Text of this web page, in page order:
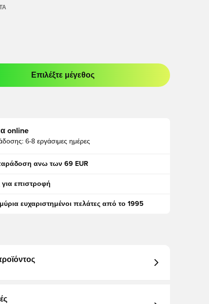
για να συνδεθείτε ή να εγγραφείτε ως μέλος
Επιλέξτε μέγεθος
online
6-8 εργάσιμες ημέρες
ανω των 69 EUR
επιστροφή
ευχαριστημένοι πελάτες από το 1995